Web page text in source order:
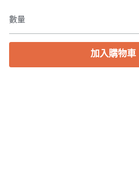
數量
加入購物車